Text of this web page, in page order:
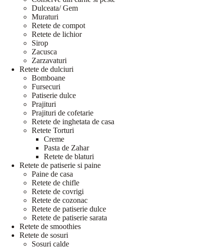
Dulceata/ Gem
Muraturi
Retete de compot
Retete de lichior
Sirop
Zacusca
Zarzavaturi
Retete de dulciuri
Bomboane
Fursecuri
Patiserie dulce
Prajituri
Prajituri de cofetarie
Retete de inghetata de casa
Retete Torturi
Creme
Pasta de Zahar
Retete de blaturi
Retete de patiserie si paine
Paine de casa
Retete de chifle
Retete de covrigi
Retete de cozonac
Retete de patiserie dulce
Retete de patiserie sarata
Retete de smoothies
Retete de sosuri
Sosuri calde